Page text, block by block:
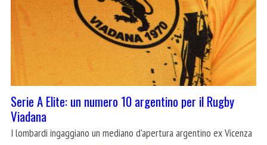
Serie A Elite: un numero 10 argentino per il Rugby
Viadana
I lombardi ingaggiano un mediano d'apertura argentino ex Vicenza